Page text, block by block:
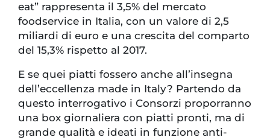
eat” rappresenta il 3,5% del mercato
foodservice in Italia, con un valore di 2,5
miliardi di euro e una crescita del comparto
del 15,3% rispetto al 2017.
E se quei piatti fossero anche all’insegna
dell’eccellenza made in Italy? Partendo da
questo interrogativo i Consorzi proporranno
una box giornaliera con piatti pronti, ma di
grande qualità e ideati in funzione anti-